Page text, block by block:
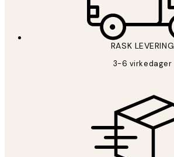
RASK LEVERING
3-6 virkedager